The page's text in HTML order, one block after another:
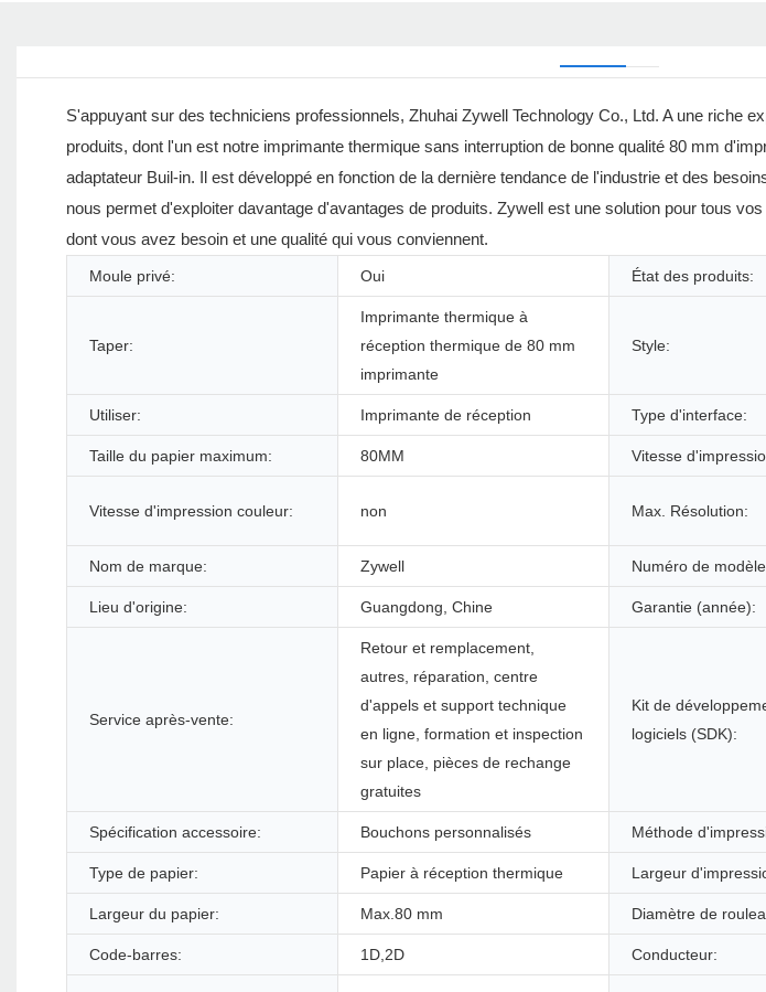
S'appuyant sur des techniciens professionnels, Zhuhai Zywell Technology Co., Ltd. A une riche
produits, dont l'un est notre imprimante thermique sans interruption de bonne qualité 80 mm
adaptateur Buil-in. Il est développé en fonction de la dernière tendance de l'industrie et des
nous permet d'exploiter davantage d'avantages de produits. Zywell est une solution pour tous
dont vous avez besoin et une qualité qui vous conviennent.
Moule privé: Oui État des produits:
Taper:
Imprimante thermique à
réception thermique de 80 mm
imprimante
Style:
Utiliser: Imprimante de réception Type d'interface:
Taille du papier maximum: 80MM Vitesse
Vitesse d'impression couleur: non Max. Résolution:
Nom de marque: Zywell Numéro de
Lieu d'origine: Guangdong, Chine Garantie (année):
Service après-vente:
Retour et remplacement,
autres, réparation, centre
d'appels et support technique
en ligne, formation et inspection
sur place, pièces de rechange
gratuites
Kit de
logiciels (SDK):
Spécification accessoire: Bouchons personnalisés Méthode
Type de papier: Papier à réception thermique Largeur
Largeur du papier: Max.80 mm Diamètre de
Code-barres: 1D,2D Conducteur: